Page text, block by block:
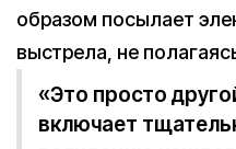
образом посылает
выстрела, не
«Это просто
включает